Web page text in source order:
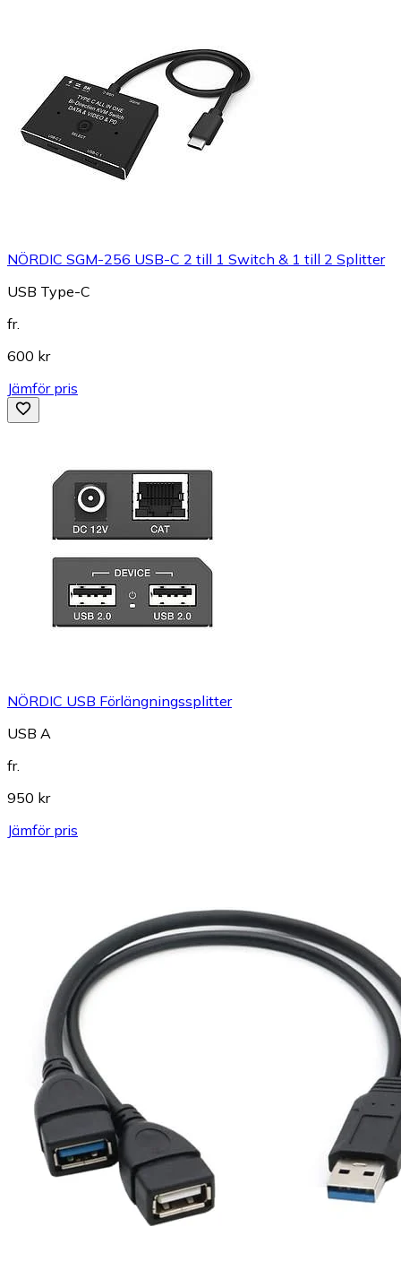
NÖRDIC SGM-256 USB-C 2 till 1 Switch & 1 till 2 Splitter
USB Type-C
fr.
600 kr
Jämför pris
NÖRDIC USB Förlängningssplitter
USB A
fr.
950 kr
Jämför pris